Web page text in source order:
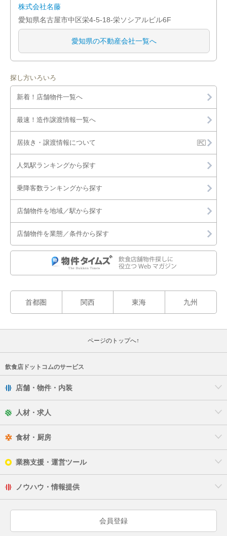
津島市
刈谷市
豊田市
安城市
江南市
小牧市
稲沢市
東海市
大府市
知多市
知立市
尾張旭市
知多郡
額田郡
株式会社名藤
愛知県名古屋市中区栄4-5-18-栄ソシアルビル6F
愛知県の不動産会社一覧へ
探し方いろいろ
新着！店舗物件一覧へ
最速！造作譲渡情報一覧へ
居抜き・譲渡情報について
人気駅ランキングから探す
乗降客数ランキングから探す
店舗物件を地域／駅から探す
店舗物件を業態／条件から探す
首都圏 関西 東海 九州
ページのトップへ↑
飲食店ドットコムのサービス
店舗・物件・内装
人材・求人
食材・厨房
業務支援・運営ツール
ノウハウ・情報提供
会員登録